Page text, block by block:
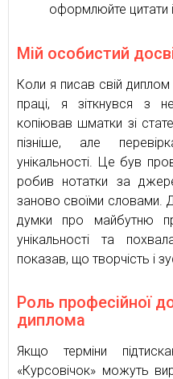
оформлюйте цитати
Мій особистий
Коли я писав свій диплом
праці, я зіткнувся з
копіював шматки зі
пізніше, але
унікальності. Це був
робив нотатки за
заново своїми словами.
думки про майбутню
унікальності та
показав, що творчість і
Роль професійної
диплома
Якщо терміни
«Курсовічок» можуть